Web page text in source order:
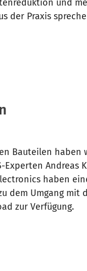
und
der Praxis
Bauteilen haben
Andreas
haben
dem Umgang mit
zur Verfügung.